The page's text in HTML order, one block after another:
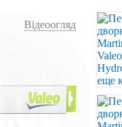
Відеоогляд